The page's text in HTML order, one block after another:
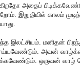
அதைப்
இறுதியில் காலம்
இலட்சியம். மனிதன்
அவன்
ஒருவன்